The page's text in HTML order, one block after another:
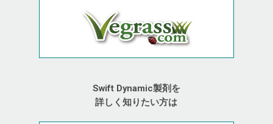
Swift Dynamic製剤を
詳しく知りたい方は